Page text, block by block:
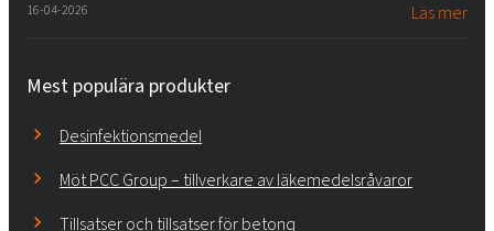
16-04-2026 Läs mer
Mest populära produkter
Desinfektionsmedel
Möt PCC Group – tillverkare av läkemedelsråvaror
Tillsatser och tillsatser för betong